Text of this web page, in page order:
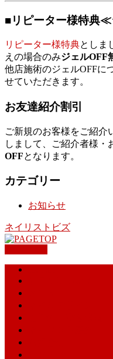
■リピーター様特典
リピーター様特典としま
えの場合のみジェルOFF
他店施術のジェルOFFに
せていただきます。
お友達紹介割引
ご新規のお客様をご紹介
しまして、ご紹介者様・
OFFとなります。
カテゴリー
お知らせ
ネイリストビズ